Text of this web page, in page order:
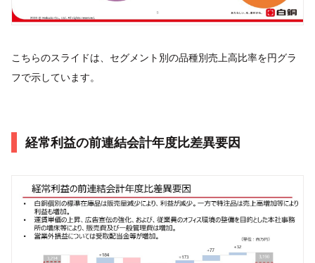
こちらのスライドは、セグメント別の品種別売上高比率を円グラ
フで示しています。
経常利益の前連結会計年度比差異要因